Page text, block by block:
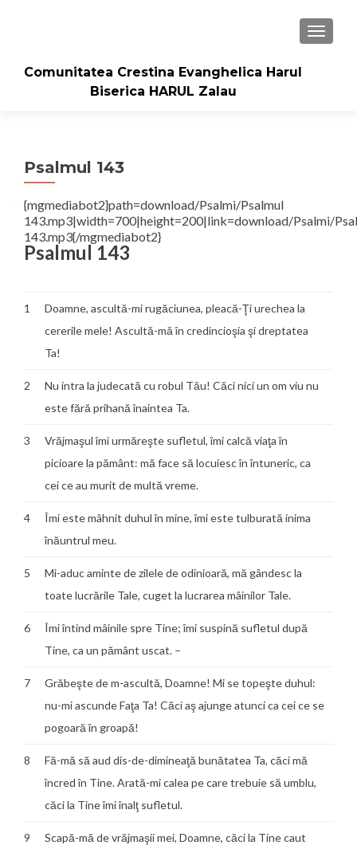
Comunitatea Crestina Evanghelica Harul
Biserica HARUL Zalau
Psalmul 143
{mgmediabot2}path=download/Psalmi/Psalmul
143.mp3|width=700|height=200|link=download/Psalmi/
143.mp3{/mgmediabot2}
Psalmul 143
1
Doamne, ascultă-mi rugăciunea, pleacă-Ţi urechea la
cererile mele! Ascultă-mă în credincioşia şi dreptatea
Ta!
2
Nu intra la judecată cu robul Tău! Căci nici un om viu nu
este fără prihană înaintea Ta.
3
Vrăjmaşul îmi urmăreşte sufletul, îmi calcă viaţa în
picioare la pământ: mă face să locuiesc în întuneric, ca
cei ce au murit de multă vreme.
4
Îmi este mâhnit duhul în mine, îmi este tulburată inima
înăuntrul meu.
5
Mi-aduc aminte de zilele de odinioară, mă gândesc la
toate lucrările Tale, cuget la lucrarea mâinilor Tale.
6
Îmi întind mâinile spre Tine; îmi suspină sufletul după
Tine, ca un pământ uscat. –
7
Grăbeşte de m-ascultă, Doamne! Mi se topeşte duhul:
nu-mi ascunde Faţa Ta! Căci aş ajunge atunci ca cei ce se
pogoară în groapă!
8
Fă-mă să aud dis-de-dimineaţă bunătatea Ta, căci mă
încred în Tine. Arată-mi calea pe care trebuie să umblu,
căci la Tine îmi înalţ sufletul.
9
Scapă-mă de vrăjmaşii mei, Doamne, căci la Tine caut